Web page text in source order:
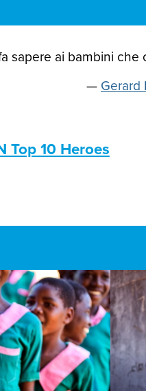
sapere ai bambini
— Gerard
Top 10 Heroes